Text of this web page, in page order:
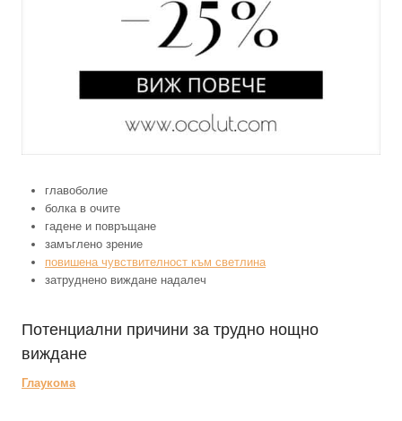
главоболие
болка в очите
гадене и повръщане
замъглено зрение
повишена чувствителност към светлина
затруднено виждане надалеч
Потенциални причини за трудно нощно
виждане
Глаукома